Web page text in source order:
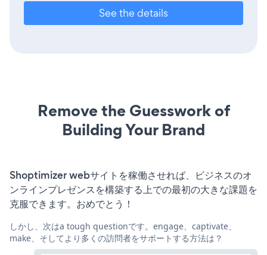
See the details
Remove the Guesswork of
Building Your Brand
Shoptimizer webサイトを稼働させれば、ビジネスのオ
ンラインプレゼンスを構築する上での最初の大きな課題を
克服できます。おめでとう！
しかし、次はa tough questionです。engage、captivate、
make、そしてより多くの訪問者をサポートする方法は？